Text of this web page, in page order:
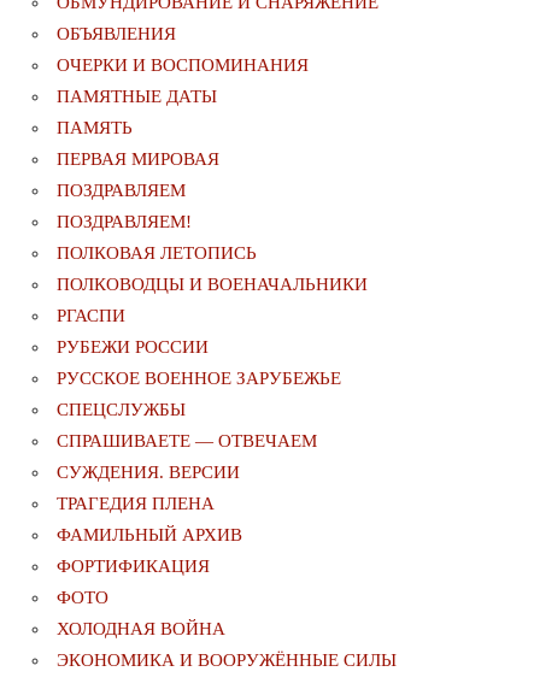
ОБЪЯВЛЕНИЯ
ОЧЕРКИ И ВОСПОМИНАНИЯ
ПАМЯТНЫЕ ДАТЫ
ПАМЯТЬ
ПЕРВАЯ МИРОВАЯ
ПОЗДРАВЛЯЕМ
ПОЗДРАВЛЯЕМ!
ПОЛКОВАЯ ЛЕТОПИСЬ
ПОЛКОВОДЦЫ И ВОЕНАЧАЛЬНИКИ
РГАСПИ
РУБЕЖИ РОССИИ
РУССКОЕ ВОЕННОЕ ЗАРУБЕЖЬЕ
СПЕЦСЛУЖБЫ
СПРАШИВАЕТЕ — ОТВЕЧАЕМ
СУЖДЕНИЯ. ВЕРСИИ
ТРАГЕДИЯ ПЛЕНА
ФАМИЛЬНЫЙ АРХИВ
ФОРТИФИКАЦИЯ
ФОТО
ХОЛОДНАЯ ВОЙНА
ЭКОНОМИКА И ВООРУЖЁННЫЕ СИЛЫ